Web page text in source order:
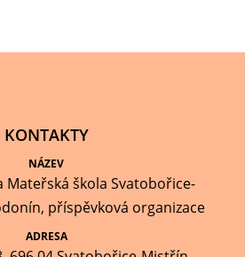
KONTAKTY
NÁZEV
Mateřská škola Svatobořice-
příspěvková organizace
ADRESA